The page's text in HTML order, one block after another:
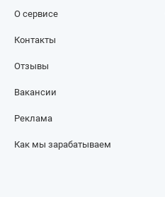
О сервисе
Контакты
Отзывы
Вакансии
Реклама
Как мы зарабатываем